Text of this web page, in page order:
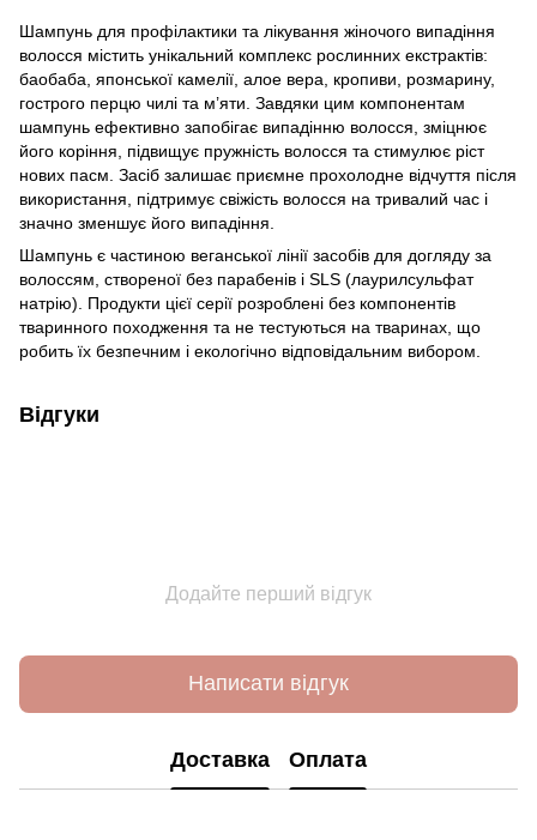
Шампунь для профілактики та лікування жіночого випадіння
волосся містить унікальний комплекс рослинних екстрактів:
баобаба, японської камелії, алое вера, кропиви, розмарину,
гострого перцю чилі та м’яти. Завдяки цим компонентам
шампунь ефективно запобігає випадінню волосся, зміцнює
його коріння, підвищує пружність волосся та стимулює ріст
нових пасм. Засіб залишає приємне прохолодне відчуття після
використання, підтримує свіжість волосся на тривалий час і
значно зменшує його випадіння.
Шампунь є частиною веганської лінії засобів для догляду за
волоссям, створеної без парабенів і SLS (лаурилсульфат
натрію). Продукти цієї серії розроблені без компонентів
тваринного походження та не тестуються на тваринах, що
робить їх безпечним і екологічно відповідальним вибором.
Відгуки
Додайте перший відгук
Написати відгук
Доставка Оплата